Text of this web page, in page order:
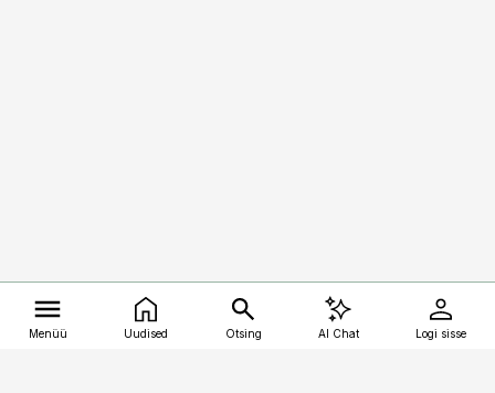
Menüü Uudised Otsing AI Chat Logi sisse